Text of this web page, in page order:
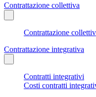
Contrattazione collettiva
Contrattazione
Contrattazione integrativa
Contratti integrativi
Costi contratti